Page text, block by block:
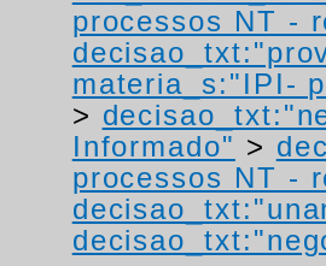
processos NT -
materia_s:"IPI-
>
Informado" >
processos NT -